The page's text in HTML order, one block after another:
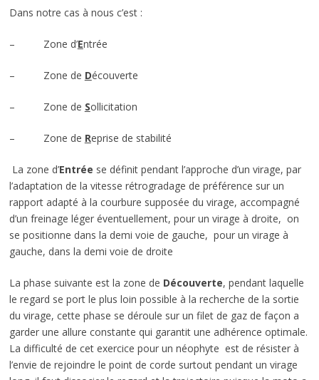
Dans notre cas à nous c’est :
– Zone d’Entrée
– Zone de Découverte
– Zone de Sollicitation
– Zone de Reprise de stabilité
La zone d’Entrée se définit pendant l’approche d’un virage, par
l’adaptation de la vitesse rétrogradage de préférence sur un
rapport adapté à la courbure supposée du virage, accompagné
d’un freinage léger éventuellement, pour un virage à droite, on
se positionne dans la demi voie de gauche, pour un virage à
gauche, dans la demi voie de droite
La phase suivante est la zone de Découverte, pendant laquelle
le regard se port le plus loin possible à la recherche de la sortie
du virage, cette phase se déroule sur un filet de gaz de façon a
garder une allure constante qui garantit une adhérence optimale.
La difficulté de cet exercice pour un néophyte est de résister à
l’envie de rejoindre le point de corde surtout pendant un virage